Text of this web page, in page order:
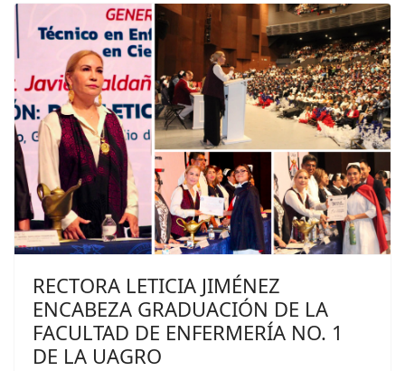
RECTORA LETICIA JIMÉNEZ
ENCABEZA GRADUACIÓN DE LA
FACULTAD DE ENFERMERÍA NO. 1
DE LA UAGRO